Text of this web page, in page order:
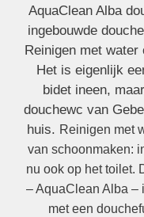
AquaClean Alba
ingebouwde
Reinigen met
Het is eigenlijk
bidet ineen,
douchewc van
huis. Reinigen met
van schoonmaken:
nu ook op het toilet.
– AquaClean Alba –
met een